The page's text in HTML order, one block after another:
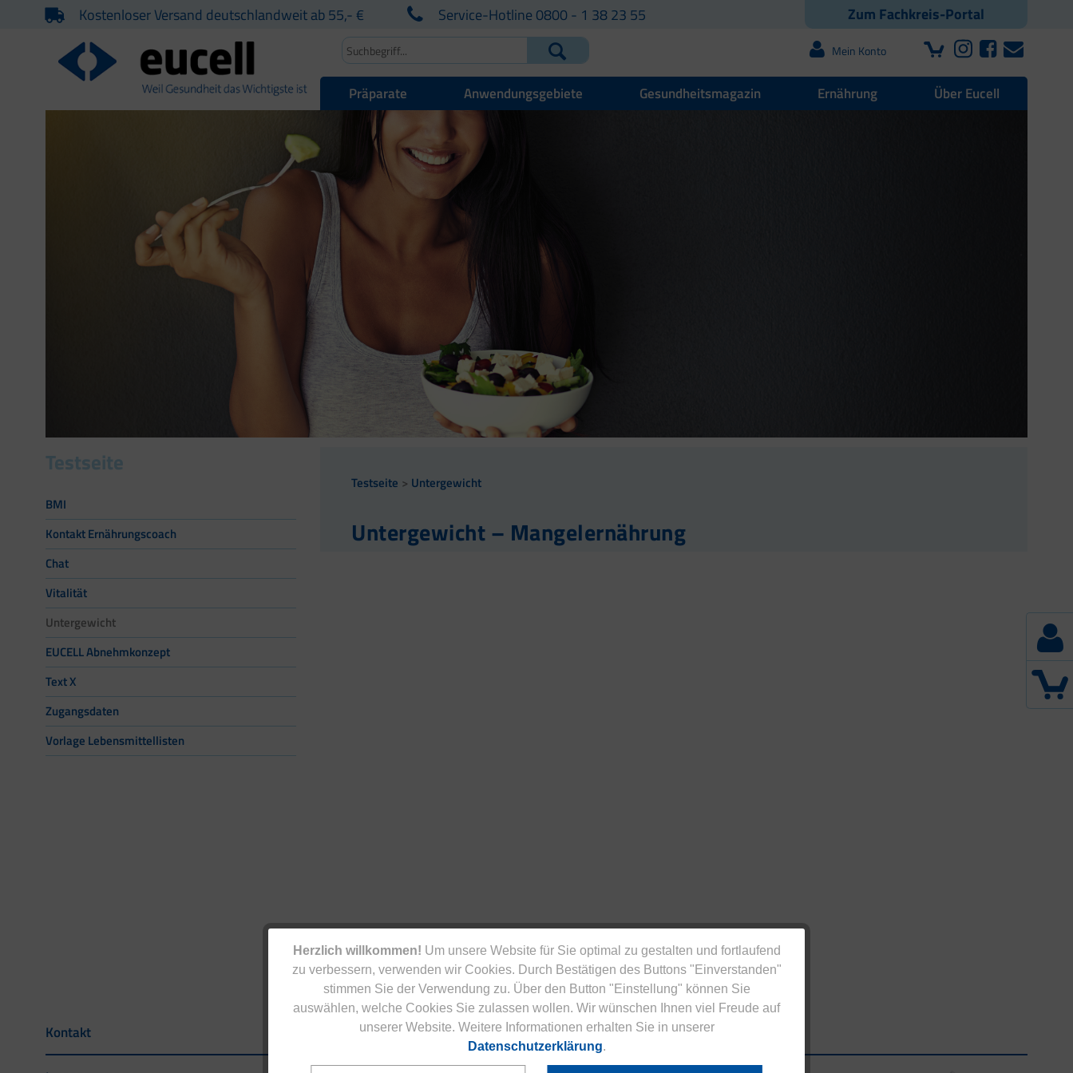
Herzlich willkommen! Um unsere Website für Sie optimal zu gestalten und fortlaufend
zu verbessern, verwenden wir Cookies. Durch Bestätigen des Buttons "Einverstanden"
stimmen Sie der Verwendung zu. Über den Button "Einstellung" können Sie
auswählen, welche Cookies Sie zulassen wollen. Wir wünschen Ihnen viel Freude auf
unserer Website. Weitere Informationen erhalten Sie in unserer
Datenschutzerklärung.
Zum Fachkreis-Portal
Kostenloser Versand deutschlandweit ab 55,- € Service-Hotline 0800 - 1 38 23 55
Mein Konto
Präparate Anwendungsgebiete Gesundheitsmagazin Ernährung Über Eucell
Testseite
BMI
Kontakt Ernährungscoach
Chat
Vitalität
Untergewicht
EUCELL Abnehmkonzept
Text X
Zugangsdaten
Vorlage Lebensmittellisten
Testseite Untergewicht
Untergewicht – Mangelernährung
Kontakt Service & Versand